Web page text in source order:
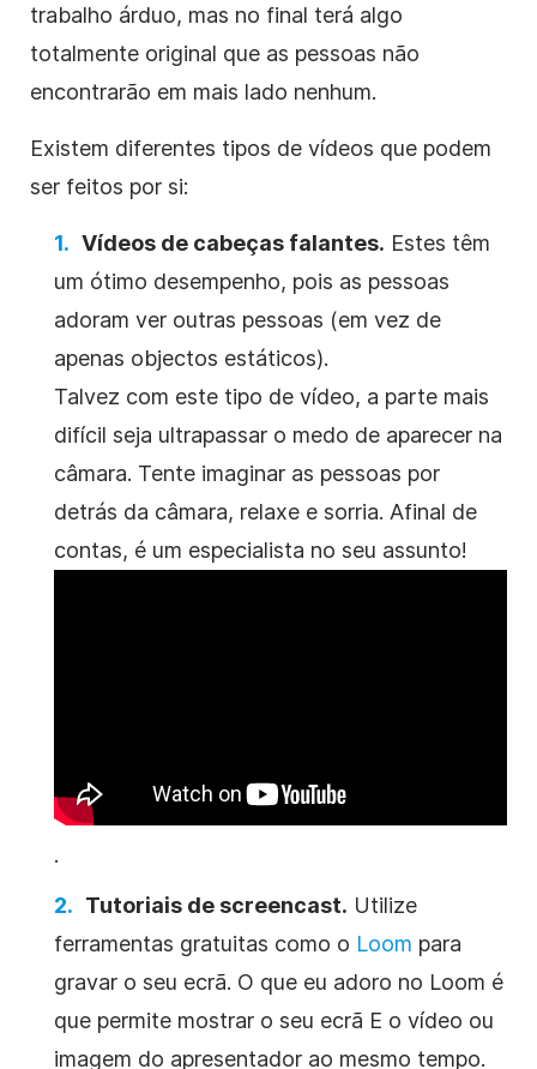
trabalho árduo, mas no final terá algo
totalmente original que as pessoas não
encontrarão em mais lado nenhum.
Existem diferentes tipos de vídeos que podem
ser feitos por si:
Vídeos de cabeças falantes. Estes têm
um ótimo desempenho, pois as pessoas
adoram ver outras pessoas (em vez de
apenas objectos estáticos).
Talvez com este tipo de vídeo, a parte mais
difícil seja ultrapassar o medo de aparecer na
câmara. Tente imaginar as pessoas por
detrás da câmara, relaxe e sorria. Afinal de
contas, é um especialista no seu assunto!
.
Tutoriais de screencast. Utilize
ferramentas gratuitas como o Loom para
gravar o seu ecrã. O que eu adoro no Loom é
que permite mostrar o seu ecrã E o vídeo ou
imagem do apresentador ao mesmo tempo.